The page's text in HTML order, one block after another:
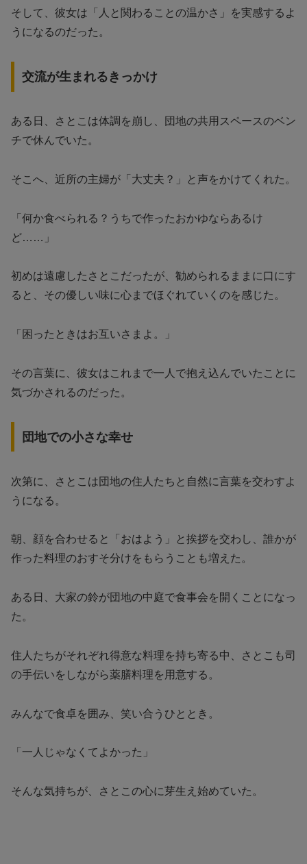
そして、彼女は「人と関わることの温かさ」を実感するよ
うになるのだった。
交流が生まれるきっかけ
ある日、さとこは体調を崩し、団地の共用スペースのベン
チで休んでいた。
そこへ、近所の主婦が「大丈夫？」と声をかけてくれた。
「何か食べられる？うちで作ったおかゆならあるけ
ど……」
初めは遠慮したさとこだったが、勧められるままに口にす
ると、その優しい味に心までほぐれていくのを感じた。
「困ったときはお互いさまよ。」
その言葉に、彼女はこれまで一人で抱え込んでいたことに
気づかされるのだった。
団地での小さな幸せ
次第に、さとこは団地の住人たちと自然に言葉を交わすよ
うになる。
朝、顔を合わせると「おはよう」と挨拶を交わし、誰かが
作った料理のおすそ分けをもらうことも増えた。
ある日、大家の鈴が団地の中庭で食事会を開くことになっ
た。
住人たちがそれぞれ得意な料理を持ち寄る中、さとこも司
の手伝いをしながら薬膳料理を用意する。
みんなで食卓を囲み、笑い合うひととき。
「一人じゃなくてよかった」
そんな気持ちが、さとこの心に芽生え始めていた。